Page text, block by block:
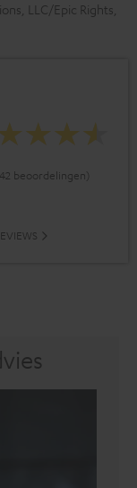
LLC/Epic Rights,
beoordelingen)